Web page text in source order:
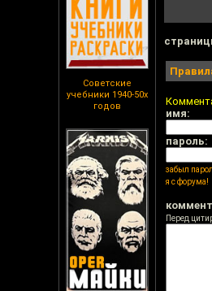
Советские
учебники 1940-50х
годов
имя:
пароль:
забыл
я с форума!
Перед